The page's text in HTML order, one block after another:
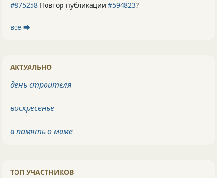
#875258 Повтор публикации #594823?
все ⮕
АКТУАЛЬНО
день строителя
воскресенье
в память о маме
ТОП УЧАСТНИКОВ